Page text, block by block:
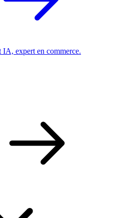
IA, expert en commerce.